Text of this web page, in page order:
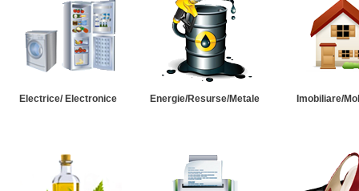
Electrice/ Electronice Energie/Resurse/Metale Imobiliare/